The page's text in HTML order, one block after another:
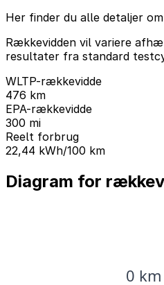
Her finder du alle detaljer
Rækkevidden vil variere
resultater fra standard
WLTP-rækkevidde
476 km
EPA-rækkevidde
300 mi
Reelt forbrug
22,44 kWh/100 km
Diagram for